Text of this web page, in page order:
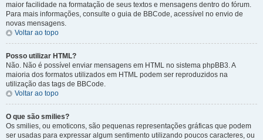
maior facilidade na formatação de seus textos e mensagens dentro do fórum.
Para mais informações, consulte o guia de BBCode, acessível no envio de
novas mensagens.
Voltar ao topo
Posso utilizar HTML?
Não. Não é possível enviar mensagens em HTML no sistema phpBB3. A
maioria dos formatos utilizados em HTML podem ser reproduzidos na
utilização das tags de BBCode.
Voltar ao topo
O que são smilies?
Os smilies, ou emoticons, são pequenas representações gráficas que podem
ser usadas para expressar algum sentimento utilizando poucos caracteres, ou